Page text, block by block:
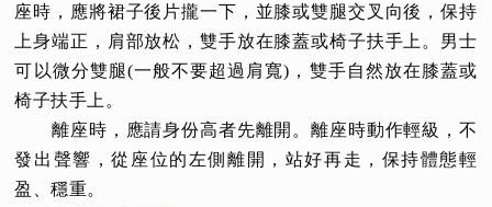
座時，應將裙子後片攏一下，並膝或雙腿交叉向後，保持
上身端正，肩部放松，雙手放在膝蓋或椅子扶手上。男士
可以微分雙腿(一般不要超過肩寬)，雙手自然放在膝蓋或
椅子扶手上。
離座時，應請身份高者先離開。離座時動作輕級，不
發出聲響，從座位的左側離開，站好再走，保持體態輕
盈、穩重。